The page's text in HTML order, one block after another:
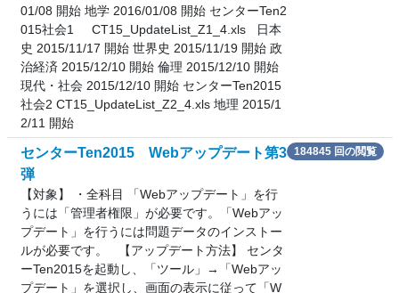
01/08 開始 地学 2016/01/08 開始 センターTen2
015社会1 CT15_UpdateList_Z1_4.xls 日本
史 2015/11/17 開始 世界史 2015/11/19 開始 政
治経済 2015/12/10 開始 倫理 2015/12/10 開始
現代・社会 2015/12/10 開始 センターTen2015
社会2 CT15_UpdateList_Z2_4.xls 地理 2015/1
2/11 開始
センターTen2015 Webアップデート第3
弾
【対象】 ・全科目 「Webアップデート」を行
うには「管理者権限」が必要です。「Webアッ
プデート」を行うには問題データのインストー
ルが必要です。 【アップデート方法】 センタ
ーTen2015を起動し、「ツール」→「Webアッ
プデート」を選択し、画面の表示に従って「W
184845 回の閲覧